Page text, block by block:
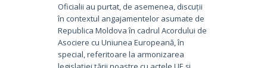
Oficialii au purtat, de asemenea, discuții
în contextul angajamentelor asumate de
Republica Moldova în cadrul Acordului de
Asociere cu Uniunea Europeană, în
special, referitoare la armonizarea